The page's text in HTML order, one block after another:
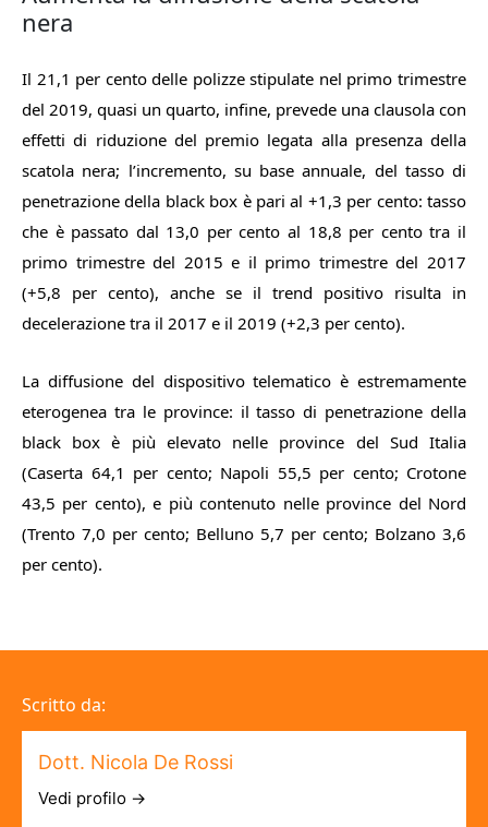
nera
Il 21,1 per cento delle polizze stipulate nel primo trimestre
del 2019, quasi un quarto, infine, prevede una clausola con
effetti di riduzione del premio legata alla presenza della
scatola nera; l’incremento, su base annuale, del tasso di
penetrazione della black box è pari al +1,3 per cento: tasso
che è passato dal 13,0 per cento al 18,8 per cento tra il
primo trimestre del 2015 e il primo trimestre del 2017
(+5,8 per cento), anche se il trend positivo risulta in
decelerazione tra il 2017 e il 2019 (+2,3 per cento).
La diffusione del dispositivo telematico è estremamente
eterogenea tra le province: il tasso di penetrazione della
black box è più elevato nelle province del Sud Italia
(Caserta 64,1 per cento; Napoli 55,5 per cento; Crotone
43,5 per cento), e più contenuto nelle province del Nord
(Trento 7,0 per cento; Belluno 5,7 per cento; Bolzano 3,6
per cento).
Scritto da:
Dott. Nicola De Rossi
Vedi profilo →